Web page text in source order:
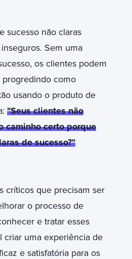
sucesso não claras
Sem uma
os clientes podem
progredindo como
usando o produto de
"Seus clientes não
caminho certo porque
de sucesso?"
críticos que precisam ser
o processo de
e tratar esses
criar uma experiência de
e satisfatória para os